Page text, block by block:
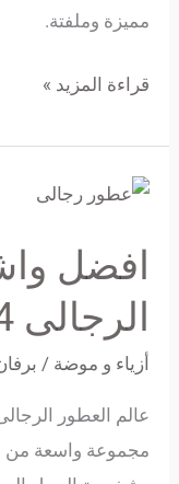
مميزة وملفتة.
قراءة المزيد »
افضل
الرجالى 2024
أزياء و موضة /
عالم العطور
مجموعة واسعة من
افضل
انواع
العطور
الرجالى
2024